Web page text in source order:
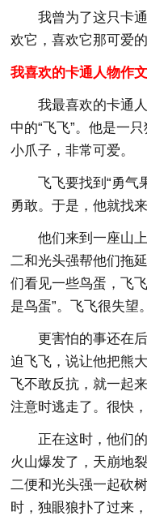
我曾为了这只卡
欢它，喜欢它那可爱
我喜欢的卡通人物作
我最喜欢的卡通
中的“飞飞”。他是一
小爪子，非常可爱。
飞飞要找到“勇气
勇敢。于是，他就找
他们来到一座山
二和光头强帮他们拖
们看见一些鸟蛋，飞
是鸟蛋”。飞飞很失望。
更害怕的事还在
迫飞飞，说让他把熊
飞不敢反抗，就一起
注意时逃走了。很快
正在这时，他们
火山爆发了，天崩地
二便和光头强一起砍
时，独眼狼扑了过来